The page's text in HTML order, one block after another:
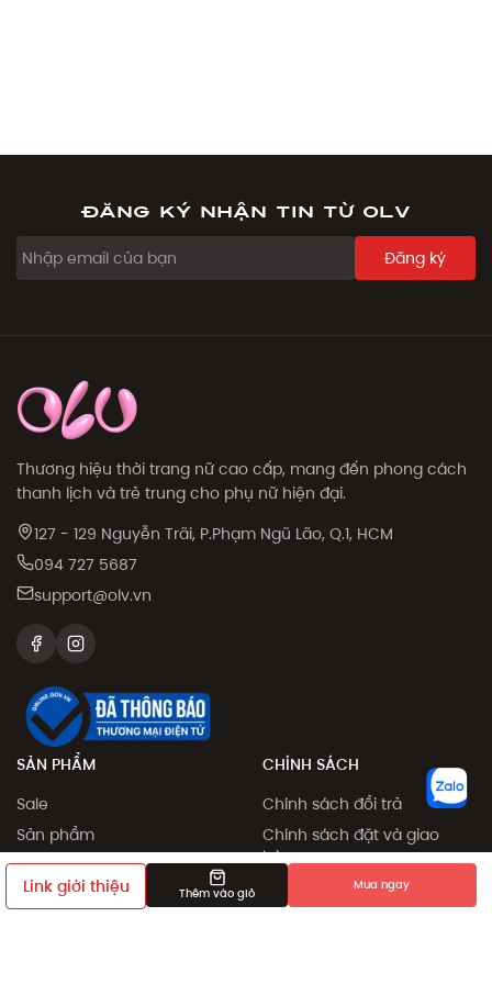
Link giới thiệu Thêm vào giỏ
Mua ngay
Đăng ký nhận tin từ OLV
Đăng ký
Thương hiệu thời trang nữ cao cấp, mang đến phong cách
thanh lịch và trẻ trung cho phụ nữ hiện đại.
127 - 129 Nguyễn Trãi, P.Phạm Ngũ Lão, Q.1, HCM
094 727 5687
support@olv.vn
SẢN PHẨM
Sale
Sản phẩm
Collection
Khám phá
CHÍNH SÁCH
Chính sách đổi trả
Chính sách đặt và giao
hàng
Phương thức thanh toán